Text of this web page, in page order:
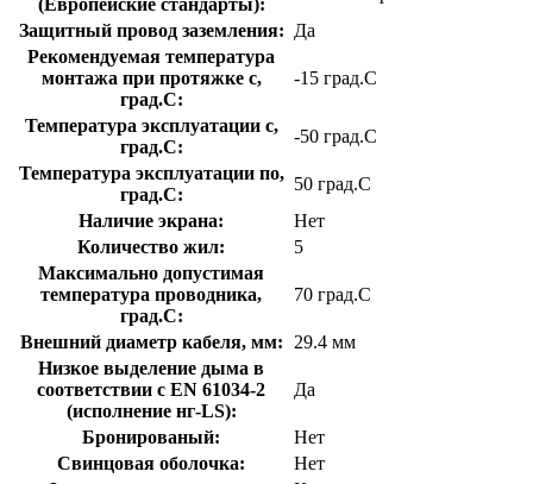
Защитный провод заземления: Да
Рекомендуемая температура
монтажа при протяжке с,
град.C:
-15 град.C
Температура эксплуатации с,
град.C:
-50 град.C
Температура эксплуатации по,
град.C:
50 град.C
Наличие экрана:
Нет
Количество жил:
5
Максимально допустимая
температура проводника,
град.C:
70 град.C
Внешний диаметр кабеля, мм:
29.4 мм
Низкое выделение дыма в
соответствии с EN 61034-2
(исполнение нг-LS):
Да
Бронированый:
Нет
Свинцовая оболочка:
Нет